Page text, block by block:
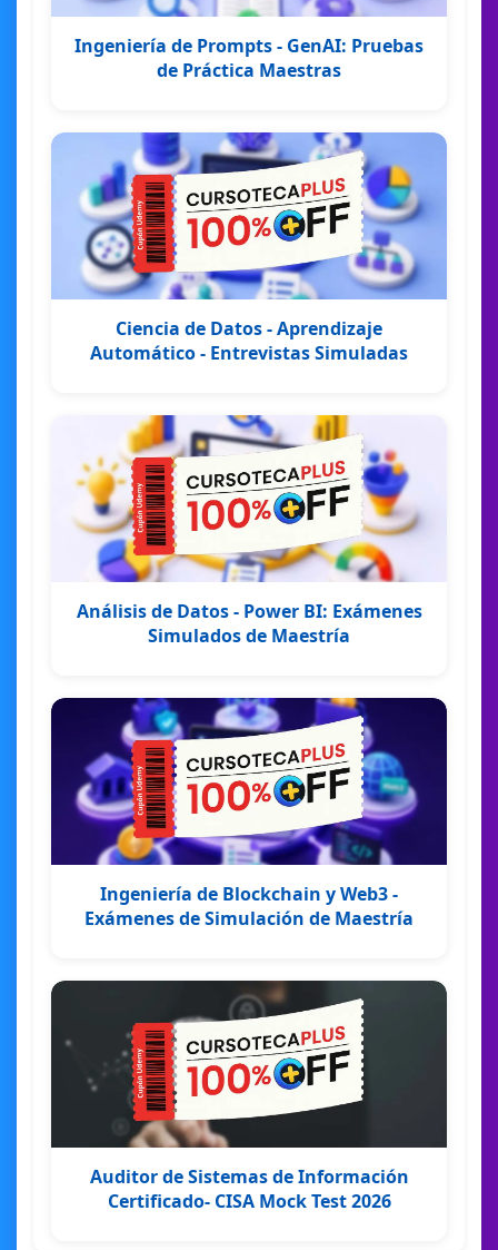
Ingeniería de Prompts - GenAI: Pruebas
de Práctica Maestras
Ciencia de Datos - Aprendizaje
Automático - Entrevistas Simuladas
Análisis de Datos - Power BI: Exámenes
Simulados de Maestría
Ingeniería de Blockchain y Web3 -
Exámenes de Simulación de Maestría
Auditor de Sistemas de Información
Certificado- CISA Mock Test 2026